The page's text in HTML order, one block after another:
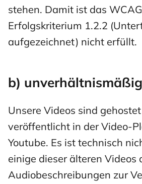
stehen. Damit ist das
Erfolgskriterium 1.2.2
aufgezeichnet) nicht erfüllt.
b)
Unsere Videos sind
veröffentlicht in der Video-
Youtube. Es ist technisch
einige dieser älteren Videos
Audiobeschreibungen zur